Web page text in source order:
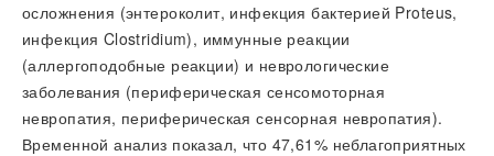
осложнения (энтероколит, инфекция бактерией Proteus,
инфекция Clostridium), иммунные реакции
(аллергоподобные реакции) и неврологические
заболевания (периферическая сенсомоторная
невропатия, периферическая сенсорная невропатия).
Временной анализ показал, что 47,61% неблагоприятных